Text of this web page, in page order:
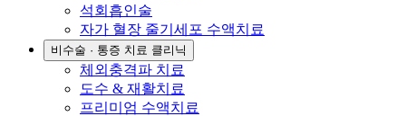
석회흡인술
자가 혈장 줄기세포 수액치료
비수술 · 통증 치료 클리닉
체외충격파 치료
도수 & 재활치료
프리미엄 수액치료